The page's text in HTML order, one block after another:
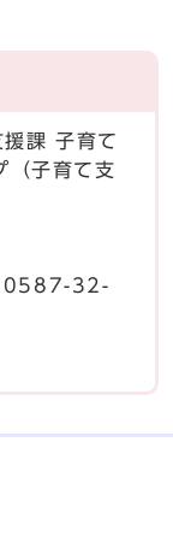
課 子育て
（子育て支
0587-32-